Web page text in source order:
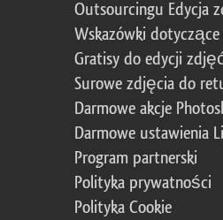
Outsourcingu Edycja
Wskazówki
Gratisy do edycji
Surowe zdjęcia do
Darmowe akcje
Darmowe ustawienia
Program partnerski
Polityka prywatności
Polityka Cookie